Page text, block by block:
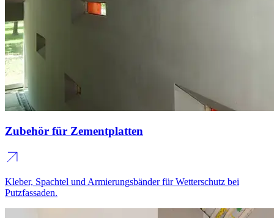
Zubehör für Zementplatten
Kleber, Spachtel und Armierungsbänder für Wetterschutz bei
Putzfassaden.